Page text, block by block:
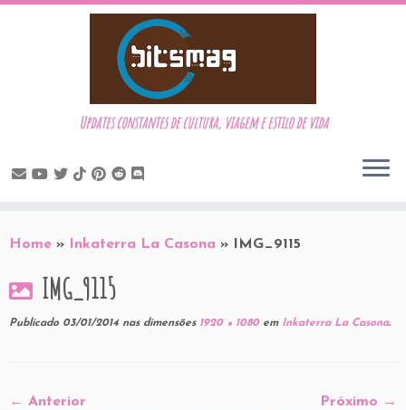
to
Updates constantes de cultura, viagem e estilo de vida
Home » Inkaterra La Casona » IMG_9115
IMG_9115
Publicado 03/01/2014 nas dimensões1920 × 1080emInkaterra La Casona.
← Anterior Próximo →